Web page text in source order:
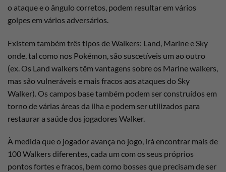
o ataque e o ângulo corretos, podem resultar em vários
golpes em vários adversários.
Existem também três tipos de Walkers: Land, Marine e Sky
onde, tal como nos Pokémon, são suscetíveis um ao outro
(ex. Os Land walkers têm vantagens sobre os Marine walkers,
mas são vulneráveis ​​e mais fracos aos ataques do Sky
Walker). Os campos base também podem ser construídos em
torno de várias áreas da ilha e podem ser utilizados para
restaurar a saúde dos jogadores Walker.
À medida que o jogador avança no jogo, irá encontrar mais de
100 Walkers diferentes, cada um com os seus próprios
pontos fortes e fracos, bem como bosses que precisam de ser